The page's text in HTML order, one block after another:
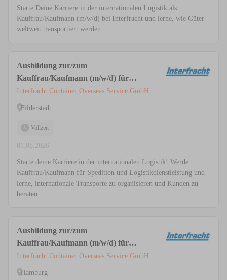
Starte Deine Karriere in der internationalen Logistik als
Kauffrau/Kaufmann (m/w/d) bei Interfracht und lerne, wie Güter
weltweit transportiert werden.
Ausbildung zur/zum
Kauffrau/Kaufmann (m/w/d) für
Spedition und Logistikdienstleistung
Interfracht Container Overseas Service GmbH
Filderstadt
Vollzeit
01.08.2026
Starte deine Karriere in der internationalen Logistik! Werde
Kauffrau/Kaufmann für Spedition und Logistikdienstleistung und
lerne, internationale Transporte zu organisieren und Kunden zu
beraten.
Ausbildung zur/zum
Kauffrau/Kaufmann (m/w/d) für
Spedition und Logistikdienstleistung
Interfracht Container Overseas Service GmbH
Hamburg